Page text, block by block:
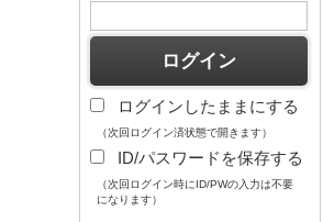
ログインしたままにする
（次回ログイン済状態で開きます）
ID/パスワードを保存する
（次回ログイン時にID/PWの入力は不要
になります）